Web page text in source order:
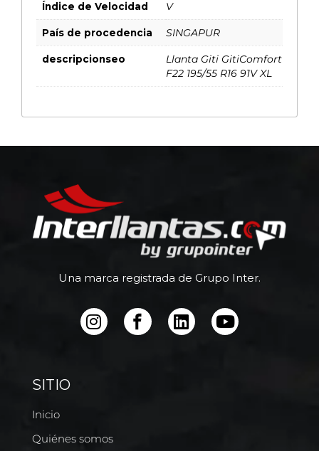
Índice de Velocidad V
País de procedencia SINGAPUR
descripcionseo
Llanta Giti GitiComfort
F22 195/55 R16 91V XL
Una marca registrada de Grupo Inter.
SITIO
Inicio
Quiénes somos